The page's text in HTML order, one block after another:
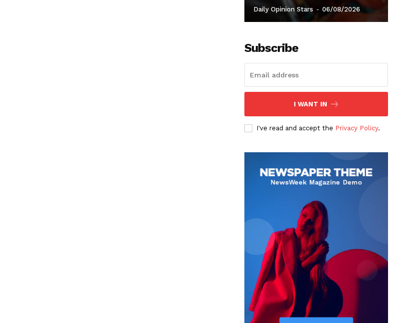
Daily Opinion Stars - 06/08/2026
Subscribe
I WANT IN
I've read and accept the Privacy Policy.